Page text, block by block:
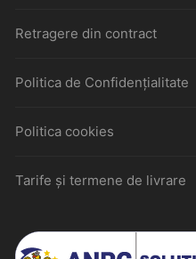
Retragere din contract
Politica de Confidențialitate
Politica cookies
Tarife și termene de livrare